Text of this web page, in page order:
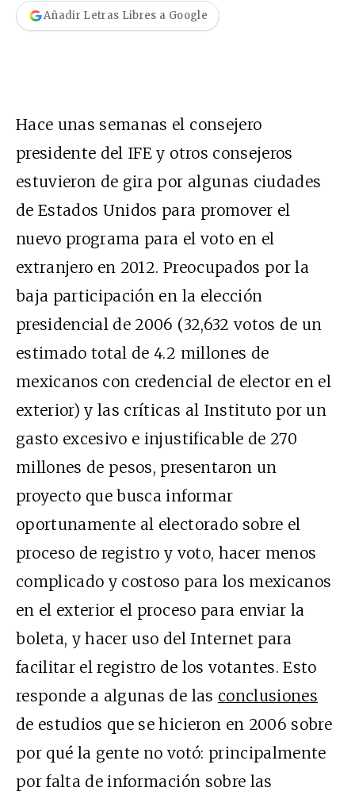
Añadir Letras Libres a Google
Hace unas semanas el consejero
presidente del IFE y otros consejeros
estuvieron de gira por algunas ciudades
de Estados Unidos para promover el
nuevo programa para el voto en el
extranjero en 2012. Preocupados por la
baja participación en la elección
presidencial de 2006 (32,632 votos de un
estimado total de 4.2 millones de
mexicanos con credencial de elector en el
exterior) y las críticas al Instituto por un
gasto excesivo e injustificable de 270
millones de pesos, presentaron un
proyecto que busca informar
oportunamente al electorado sobre el
proceso de registro y voto, hacer menos
complicado y costoso para los mexicanos
en el exterior el proceso para enviar la
boleta, y hacer uso del Internet para
facilitar el registro de los votantes. Esto
responde a algunas de las conclusiones
de estudios que se hicieron en 2006 sobre
por qué la gente no votó: principalmente
por falta de información sobre las